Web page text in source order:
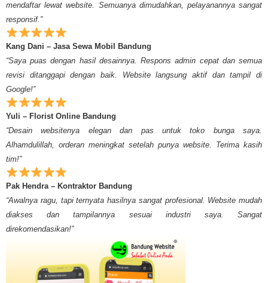
mendaftar lewat website. Semuanya dimudahkan, pelayanannya sangat
responsif.”
Kang Dani – Jasa Sewa Mobil Bandung
“Saya puas dengan hasil desainnya. Respons admin cepat dan semua
revisi ditanggapi dengan baik. Website langsung aktif dan tampil di
Google!”
Yuli – Florist Online Bandung
“Desain websitenya elegan dan pas untuk toko bunga saya.
Alhamdulillah, orderan meningkat setelah punya website. Terima kasih
tim!”
Pak Hendra – Kontraktor Bandung
“Awalnya ragu, tapi ternyata hasilnya sangat profesional. Website mudah
diakses dan tampilannya sesuai industri saya. Sangat
direkomendasikan!”